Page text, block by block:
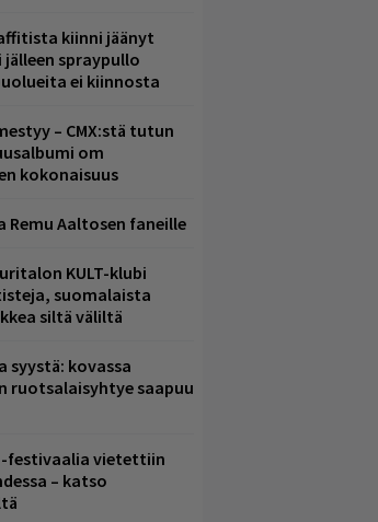
kiinni jäänyt
jälleen spraypullo
ei kiinnosta
– CMX:stä tutun
om
kokonaisuus
Aaltosen faneille
KULT-klubi
suomalaista
siltä väliltä
syystä: kovassa
ruotsalaisyhtye saapuu
-festivaalia vietettiin
– katso